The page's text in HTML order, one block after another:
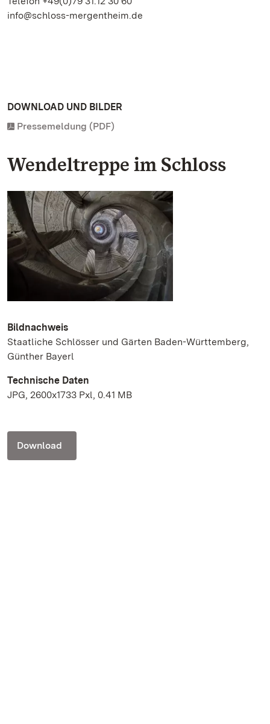
info@schloss-mergentheim.de
DOWNLOAD UND BILDER
Pressemeldung (PDF)
Wendeltreppe im Schloss
Bildnachweis
Staatliche Schlösser und Gärten Baden-Württemberg,
Günther Bayerl
Technische Daten
JPG, 2600x1733 Pxl, 0.41 MB
Download